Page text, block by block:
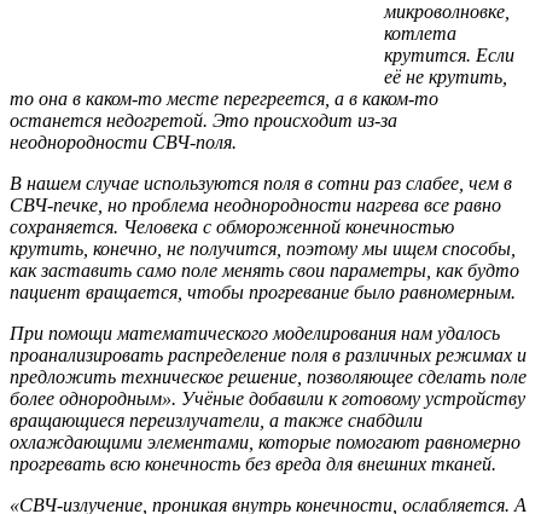
микроволновке,
котлета
крутится. Если
её не крутить,
то она в каком-то месте перегреется, а в каком-то
останется недогретой. Это происходит из-за
неоднородности СВЧ-поля.
В нашем случае используются поля в сотни раз слабее, чем в
СВЧ-печке, но проблема неоднородности нагрева все равно
сохраняется. Человека с обмороженной конечностью
крутить, конечно, не получится, поэтому мы ищем способы,
как заставить само поле менять свои параметры, как будто
пациент вращается, чтобы прогревание было равномерным.
При помощи математического моделирования нам удалось
проанализировать распределение поля в различных режимах и
предложить техническое решение, позволяющее сделать поле
более однородным». Учёные добавили к готовому устройству
вращающиеся переизлучатели, а также снабдили
охлаждающими элементами, которые помогают равномерно
прогревать всю конечность без вреда для внешних тканей.
«СВЧ-излучение, проникая внутрь конечности, ослабляется. А